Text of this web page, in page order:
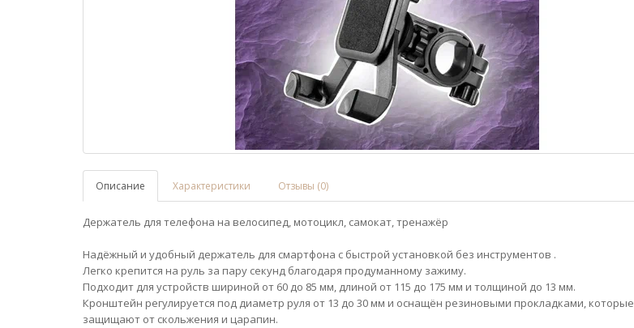
Описание Характеристики Отзывы (0)
Держатель для телефона на велосипед, мотоцикл, самокат, тренажёр
Надёжный и удобный держатель для смартфона с быстрой установкой без инструментов .
Легко крепится на руль за пару секунд благодаря продуманному зажиму.
Подходит для устройств шириной от 60 до 85 мм, длиной от 115 до 175 мм и толщиной до 13 мм.
Кронштейн регулируется под диаметр руля от 13 до 30 мм и оснащён резиновыми прокладками, которые
защищают от скольжения и царапин.